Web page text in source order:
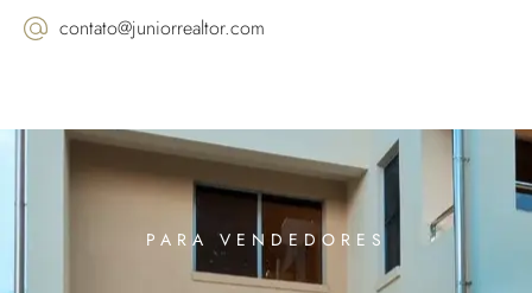
contato@juniorrealtor.com
PARA VENDEDORES